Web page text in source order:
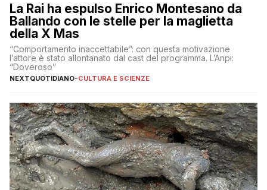
La Rai ha espulso Enrico Montesano da
Ballando con le stelle per la maglietta
della X Mas
“Comportamento inaccettabile”: con questa motivazione
l’attore è stato allontanato dal cast del programma. L’Anpi:
“Doveroso”
NEXTQUOTIDIANO-CULTURA E SCIENZE